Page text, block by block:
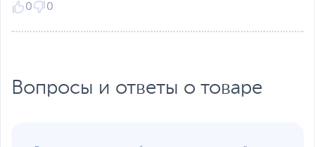
Legal (215 x 345 мм), 4" x
0
0
Вопросы и ответы о товаре